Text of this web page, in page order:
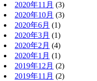
2020年11月 (3)
2020年10月 (3)
2020年6月 (1)
2020年3月 (1)
2020年2月 (4)
2020年1月 (1)
2019年12月 (2)
2019年11月 (2)